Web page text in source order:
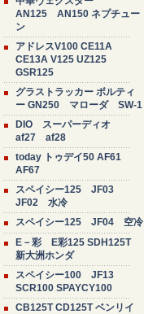
AN125 AN150 ネプチュー
ン
アドレスV100 CE11A
CE13A V125 UZ125
GSR125
グラストラッカー ボルティ
ー GN250 マローダ SW-1
DIO スーパーディオ
af27 af28
today トゥデイ50 AF61
AF67
スペイシー125 JF03
JF02 水冷
スペイシー125 JF04 空冷
E－彩 E彩125 SDH125T
新大洲ホンダ
スペイシー100 JF13
SCR100 SPAYCY100
CB125T CD125T ベンリイ